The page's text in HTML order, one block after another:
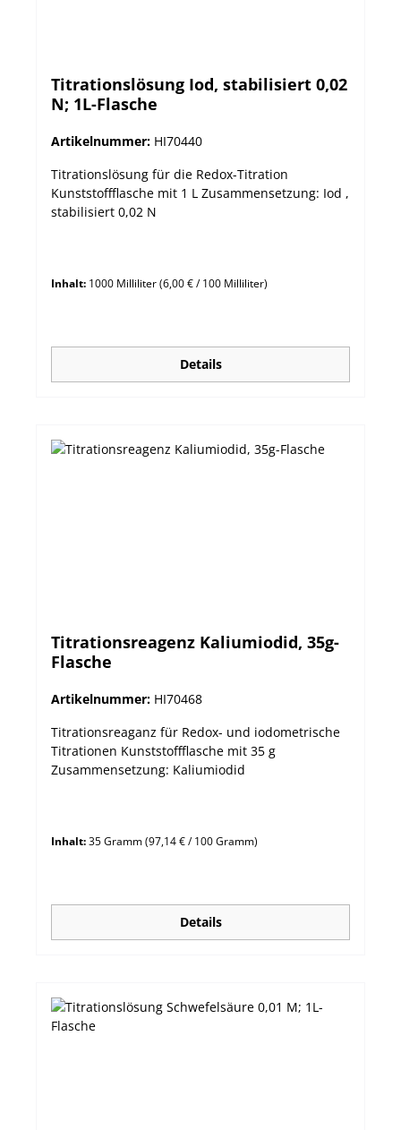
Titrationslösung Iod, stabilisiert 0,02
N; 1L-Flasche
Artikelnummer: HI70440
Titrationslösung für die Redox-Titration
Kunststoffflasche mit 1 L Zusammensetzung: Iod ,
stabilisiert 0,02 N
Inhalt: 1000 Milliliter(6,00 € / 100 Milliliter)
Details
Titrationsreagenz Kaliumiodid, 35g-
Flasche
Artikelnummer: HI70468
Titrationsreaganz für Redox- und iodometrische
Titrationen Kunststoffflasche mit 35 g
Zusammensetzung: Kaliumiodid
Inhalt:35 Gramm(97,14 € / 100 Gramm)
Details